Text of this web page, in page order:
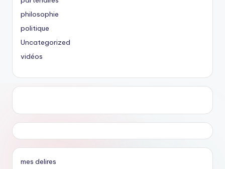
philosophie
politique
Uncategorized
vidéos
mes delires